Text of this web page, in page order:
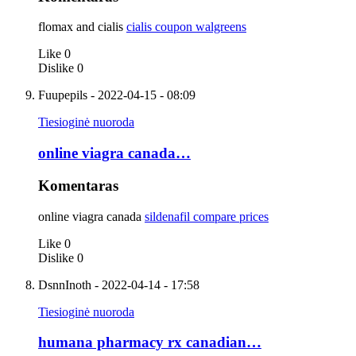
flomax and cialis cialis coupon walgreens
Like 0
Dislike 0
Fuupepils - 2022-04-15 - 08:09
Tiesioginė nuoroda
online viagra canada…
Komentaras
online viagra canada sildenafil compare prices
Like 0
Dislike 0
DsnnInoth - 2022-04-14 - 17:58
Tiesioginė nuoroda
humana pharmacy rx canadian…